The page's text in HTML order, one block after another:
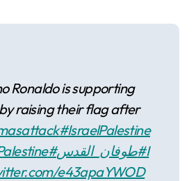
Ronaldo is supporting
raising their flag after
#IsraelPalestine
#طوفان_القدس#I
e43apaYWOD